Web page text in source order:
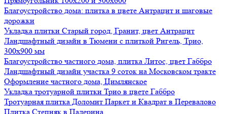
Благоустройство дома: плитка в цвете Антрацит и шаговые
дорожки
Укладка плитки Старый город, Гранит, цвет Антрацит
Ландшафтный дизайн в Тюмени с плиткой Ригель, Трио,
300х900 мм
Благоустройство частного дома, плитка Литос, цвет Габбро
Ландшафтный дизайн участка 9 соток на Московском тракте
Оформление частного дома, Цимлянское
Укладка тротуарной плитки Трио в цвете Габбро
Тротуарная плитка Доломит Паркет и Квадрат в Перевалово
Плитка Степняк в Падерина